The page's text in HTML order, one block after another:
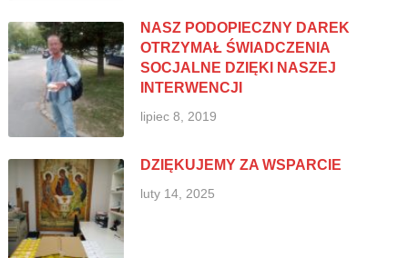
NASZ PODOPIECZNY DAREK
OTRZYMAŁ ŚWIADCZENIA
SOCJALNE DZIĘKI NASZEJ
INTERWENCJI
lipiec 8, 2019
DZIĘKUJEMY ZA WSPARCIE
luty 14, 2025